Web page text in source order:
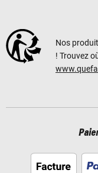
Nos
! Trouvez